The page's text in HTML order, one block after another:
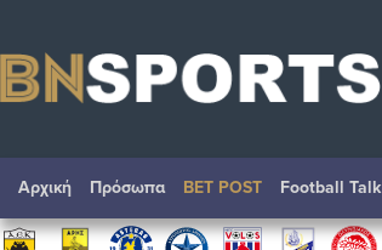
Αρχική Πρόσωπα BET POST Football Talk